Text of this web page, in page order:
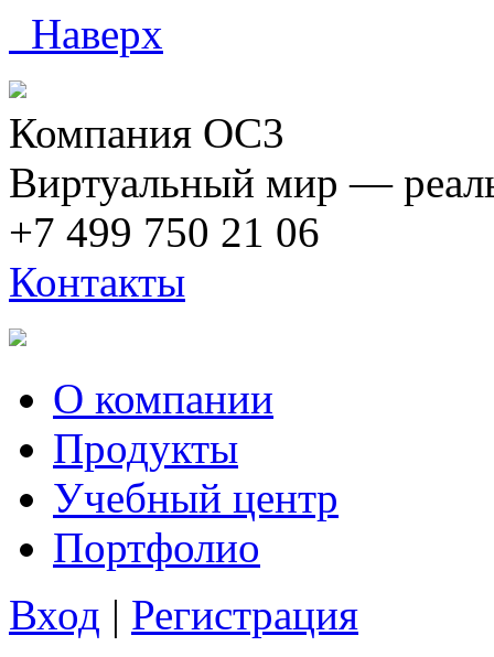
Наверх
Компания ОС3
Виртуальный мир —
+7 499 750 21 06
Контакты
О компании
Продукты
Учебный центр
Портфолио
Вход | Регистрация